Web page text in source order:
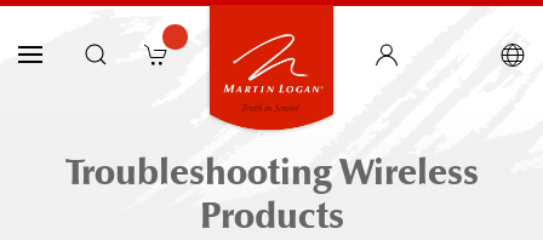
Troubleshooting Wireless
Products